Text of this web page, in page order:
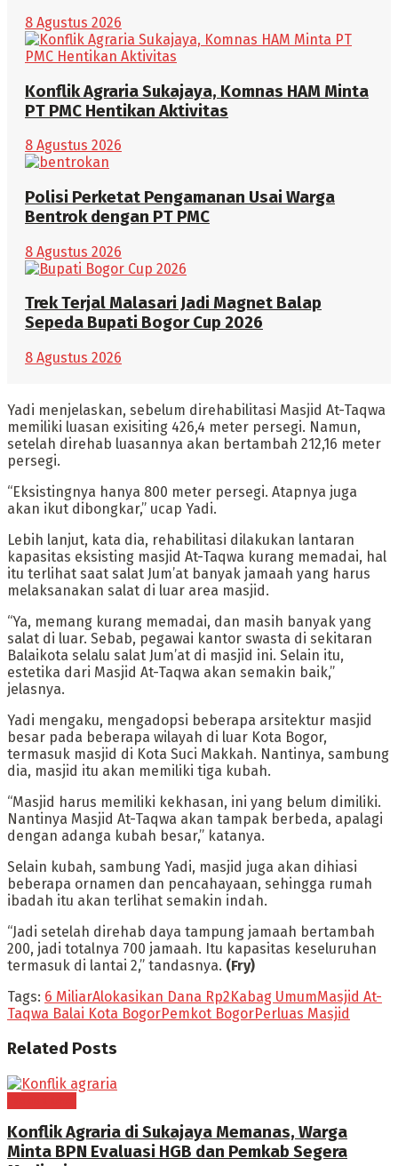
8 Agustus 2026
Konflik Agraria Sukajaya, Komnas HAM Minta
PT PMC Hentikan Aktivitas
8 Agustus 2026
Polisi Perketat Pengamanan Usai Warga
Bentrok dengan PT PMC
8 Agustus 2026
Trek Terjal Malasari Jadi Magnet Balap
Sepeda Bupati Bogor Cup 2026
8 Agustus 2026
Yadi menjelaskan, sebelum direhabilitasi Masjid At-Taqwa
memiliki luasan exisiting 426,4 meter persegi. Namun,
setelah direhab luasannya akan bertambah 212,16 meter
persegi.
“Eksistingnya hanya 800 meter persegi. Atapnya juga
akan ikut dibongkar,” ucap Yadi.
Lebih lanjut, kata dia, rehabilitasi dilakukan lantaran
kapasitas eksisting masjid At-Taqwa kurang memadai, hal
itu terlihat saat salat Jum’at banyak jamaah yang harus
melaksanakan salat di luar area masjid.
“Ya, memang kurang memadai, dan masih banyak yang
salat di luar. Sebab, pegawai kantor swasta di sekitaran
Balaikota selalu salat Jum’at di masjid ini. Selain itu,
estetika dari Masjid At-Taqwa akan semakin baik,”
jelasnya.
Yadi mengaku, mengadopsi beberapa arsitektur masjid
besar pada beberapa wilayah di luar Kota Bogor,
termasuk masjid di Kota Suci Makkah. Nantinya, sambung
dia, masjid itu akan memiliki tiga kubah.
“Masjid harus memiliki kekhasan, ini yang belum dimiliki.
Nantinya Masjid At-Taqwa akan tampak berbeda, apalagi
dengan adanga kubah besar,” katanya.
Selain kubah, sambung Yadi, masjid juga akan dihiasi
beberapa ornamen dan pencahayaan, sehingga rumah
ibadah itu akan terlihat semakin indah.
“Jadi setelah direhab daya tampung jamaah bertambah
200, jadi totalnya 700 jamaah. Itu kapasitas keseluruhan
termasuk di lantai 2,” tandasnya. (Fry)
Tags: 6 MiliarAlokasikan Dana Rp2Kabag UmumMasjid At-
Taqwa Balai Kota BogorPemkot BogorPerluas Masjid
Related Posts
Konflik Agraria di Sukajaya Memanas, Warga
Minta BPN Evaluasi HGB dan Pemkab Segera